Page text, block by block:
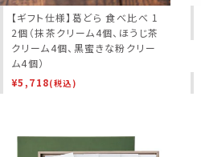
【ギフト仕様】葛どら 食べ比べ 1
2個（抹茶クリーム4個、ほうじ茶
クリーム4個、黒蜜きな粉クリー
ム4個）
¥5,718(税込)